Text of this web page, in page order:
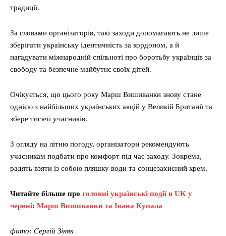
традиції.
За словами організаторів, такі заходи допомагають не лише
зберігати українську ідентичність за кордоном, а й
нагадувати міжнародній спільноті про боротьбу українців за
свободу та безпечне майбутнє своїх дітей.
Очікується, що цього року Марш Вишиванки знову стане
однією з найбільших українських акцій у Великій Британії та
збере тисячі учасників.
З огляду на літню погоду, організатори рекомендують
учасникам подбати про комфорт під час заходу. Зокрема,
радять взяти із собою пляшку води та сонцезахисний крем.
Читайте більше про головні українські події в UK у
червні: Марш Вишиванки та Івана Купала
фото: Сергій Зіняк